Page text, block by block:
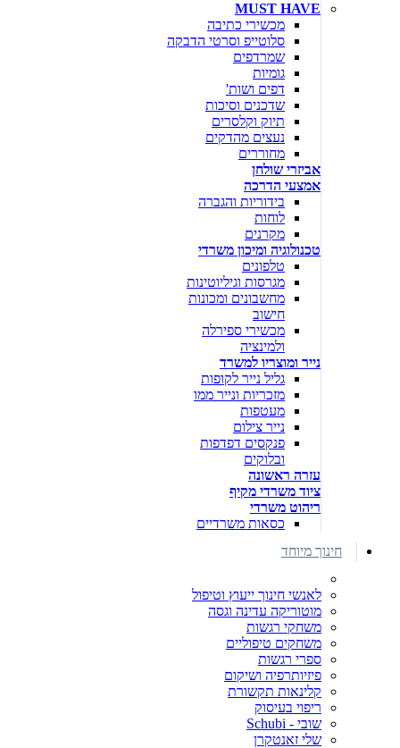
MUST HAVE
מכשירי כתיבה
סלוטייפ וסרטי הדבקה
שמרדפים
גומיות
דפים ושות'
שדכנים וסיכות
תיוק וקלסרים
נעצים מהדקים
מחוררים
אביזרי שולחן
אמצעי הדרכה
בידוריות והגברה
לוחות
מקרנים
טכנולוגיה ומיכון משרדי
טלפונים
מגרסות וגיליוטינות
מחשבונים ומכונות
חישוב
מכשירי ספירלה
ולמינציה
נייר ומוצריו למשרד
גליל נייר לקופות
מזכריות ונייר ממו
מעטפות
נייר צילום
פנקסים דפדפות
ובלוקים
עזרה ראשונה
ציוד משרדי מקיף
ריהוט משרדי
כסאות משרדיים
חינוך מיוחד
לאנשי חינוך ייעוץ וטיפול
מוטוריקה עדינה וגסה
משחקי רגשות
משחקים טיפוליים
ספרי רגשות
פיזיותרפיה ושיקום
קלינאות תקשורת
ריפוי בעיסוק
שובי - Schubi
שלי זאנטקרן